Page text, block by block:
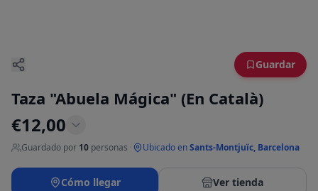
Guardar
Taza "Abuela Mágica" (En Català)
€12,00
Guardado por 10 personas Ubicado enSants-Montjuïc, Barcelona
Cómo llegar Ver tienda